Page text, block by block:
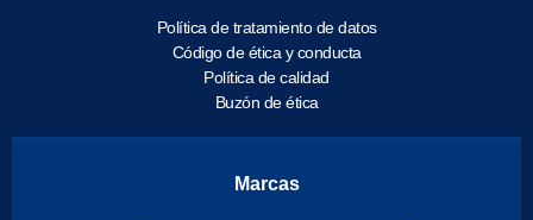
Política de tratamiento de datos
Código de ética y conducta
Política de calidad
Buzón de ética
Marcas